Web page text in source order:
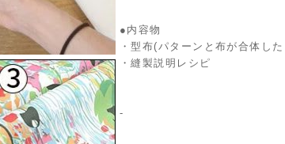
●内容物
・型布(パターンと布が合体し
・縫製説明レシピ
-